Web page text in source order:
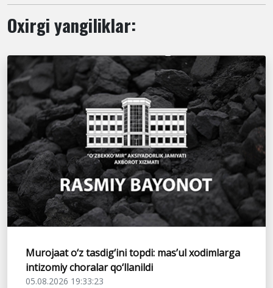
Oxirgi yangiliklar:
Murojaat o‘z tasdig‘ini topdi: mas’ul xodimlarga
intizomiy choralar qo‘llanildi
05.08.2026 19:33:23